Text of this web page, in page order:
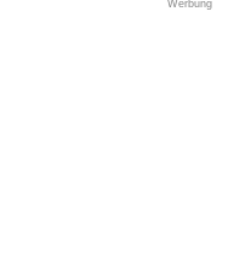
Werbung